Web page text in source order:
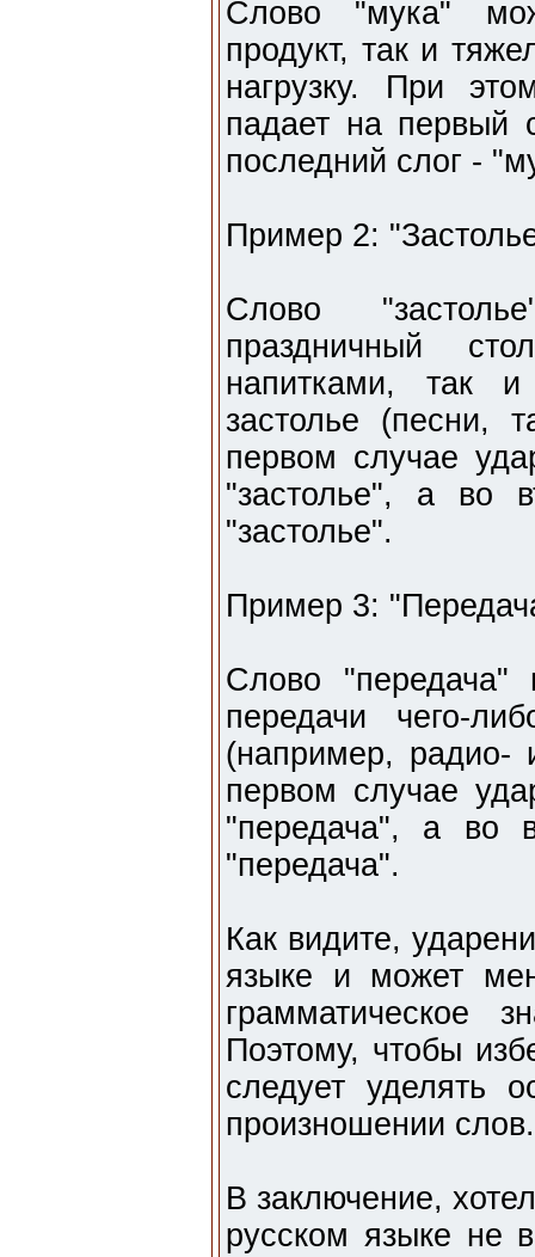
Слово "мука"
продукт, так и
нагрузку. При
падает на первый
последний слог -
Пример 2:
Слово
праздничный
напитками, так и
застолье (песни,
первом случае
"застолье", а во
"застолье".
Пример 3:
Слово "передача"
передачи чего-
(например, радио-
первом случае
"передача", а во
"передача".
Как видите,
языке и может
грамматическое
Поэтому, чтобы
следует уделять
произношении слов.
В заключение,
русском языке не